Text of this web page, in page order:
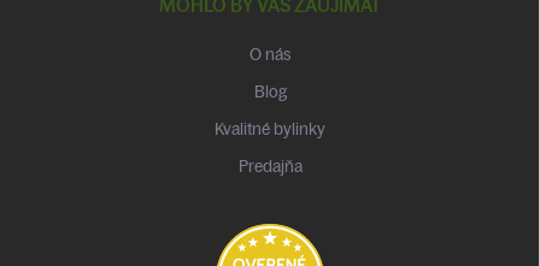
O nás
Blog
Kvalitné bylinky
Predajňa